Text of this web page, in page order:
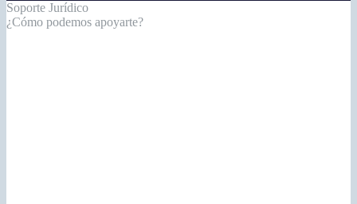
Soporte Jurídico
¿Cómo podemos apoyarte?